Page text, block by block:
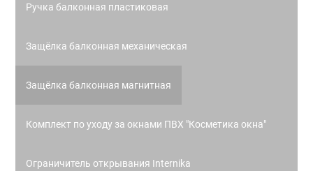
Ручка балконная пластиковая
Защёлка балконная механическая
Защёлка балконная магнитная
Комплект по уходу за окнами ПВХ "Косметика окна"
Ограничитель открывания Internika